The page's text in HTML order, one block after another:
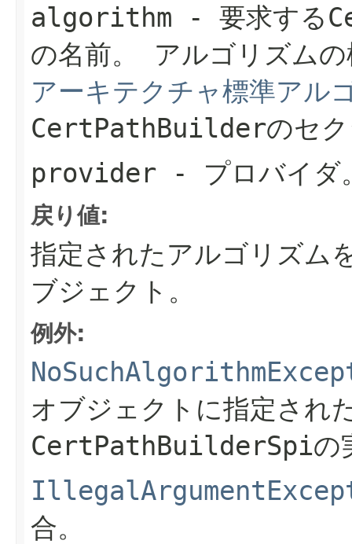
algorithm - 要求する
の名前。
アルゴリズム
アーキテクチャ標準アル
CertPathBuilderのセク
provider - プロバイダ
戻り値:
指定されたアルゴリズム
ブジェクト。
例外:
オブジェクトに指定され
CertPathBuilderSpiの
合。